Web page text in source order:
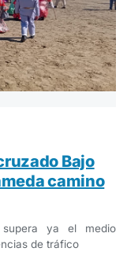
Bajo
camino
supera ya el medio
de tráfico